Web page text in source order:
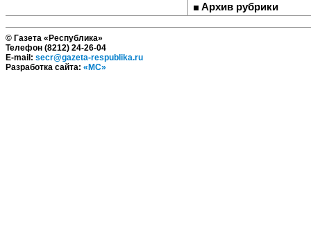
Архив рубрики
© Газета «Республика»
Телефон (8212) 24-26-04
E-mail: secr@gazeta-respublika.ru
Разработка сайта: «МС»